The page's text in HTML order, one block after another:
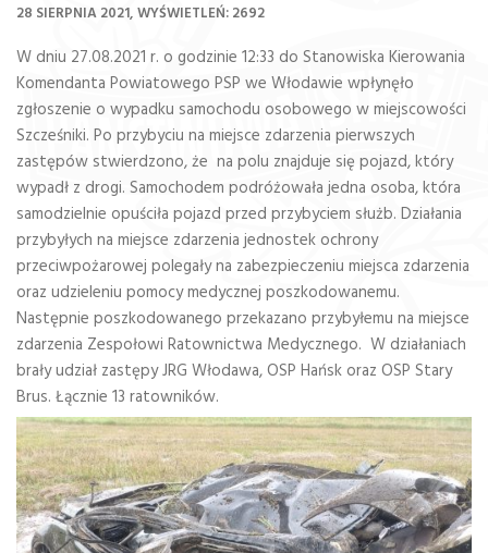
28 SIERPNIA 2021 WYŚWIETLEŃ: 2692
W dniu 27.08.2021 r. o godzinie 12:33 do Stanowiska Kierowania
Komendanta Powiatowego PSP we Włodawie wpłynęło
zgłoszenie o wypadku samochodu osobowego w miejscowości
Szcześniki. Po przybyciu na miejsce zdarzenia pierwszych
zastępów stwierdzono, że na polu znajduje się pojazd, który
wypadł z drogi. Samochodem podróżowała jedna osoba, która
samodzielnie opuściła pojazd przed przybyciem służb. Działania
przybyłych na miejsce zdarzenia jednostek ochrony
przeciwpożarowej polegały na zabezpieczeniu miejsca zdarzenia
oraz udzieleniu pomocy medycznej poszkodowanemu.
Następnie poszkodowanego przekazano przybyłemu na miejsce
zdarzenia Zespołowi Ratownictwa Medycznego. W działaniach
brały udział zastępy JRG Włodawa, OSP Hańsk oraz OSP Stary
Brus. Łącznie 13 ratowników.